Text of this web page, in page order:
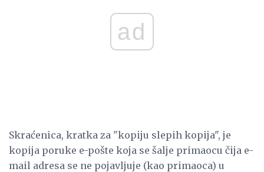
ad
Skraćenica, kratka za "kopiju slepih kopija", je
kopija poruke e-pošte koja se šalje primaocu čija e-
mail adresa se ne pojavljuje (kao primaoca) u